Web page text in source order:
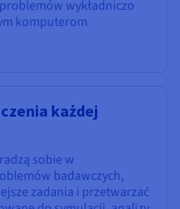
wykładniczo
komputerom
każdej
sobie w
badawczych,
zadania i przetwarzać